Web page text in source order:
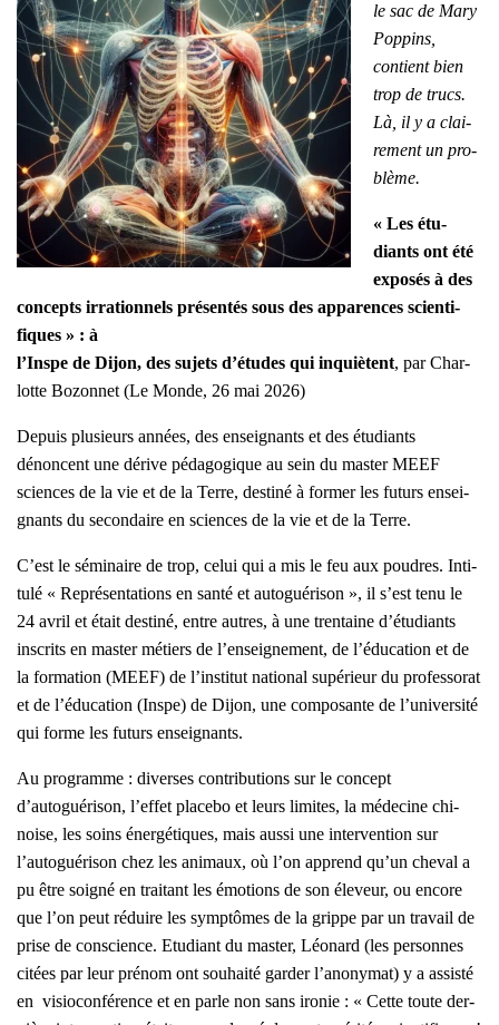
le sac de Mary
Pop­pins,
contient bien
trop de trucs.
Là, il y a clai­
re­ment un pro­
blème.
« Les étu­
diants ont été
expo­sés à des
concepts irra­tion­nels pré­sen­tés sous des appa­rences scien­ti­
fiques » : à
l’Inspe de Dijon, des sujets d’études qui inquiètent, par Char­
lotte Bozon­net (Le Monde, 26 mai 2026)
Depuis plu­sieurs années, des ensei­gnants et des étu­diants
dénoncent une dérive péda­go­gique au sein du mas­ter MEEF
sciences de la vie et de la Terre, des­ti­né à for­mer les futurs ensei­
gnants du secon­daire en sciences de la vie et de la Terre.
C’est le sémi­naire de trop, celui qui a mis le feu aux poudres. Inti­
tu­lé « Repré­sen­ta­tions en san­té et auto­gué­ri­son », il s’est tenu le
24 avril et était des­ti­né, entre autres, à une tren­taine d’étudiants
ins­crits en mas­ter métiers de l’enseignement, de l’éducation et de
la for­ma­tion (MEEF) de l’institut natio­nal supé­rieur du pro­fes­so­rat
et de l’éducation (Inspe) de Dijon, une com­po­sante de l’université
qui forme les futurs ensei­gnants.
Au pro­gramme : diverses contri­bu­tions sur le concept
d’autoguérison, l’effet pla­ce­bo et leurs limites, la méde­cine chi­
noise, les soins éner­gé­tiques, mais aus­si une inter­ven­tion sur
l’autoguérison chez les ani­maux, où l’on apprend qu’un che­val a
pu être soi­gné en trai­tant les émo­tions de son éle­veur, ou encore
que l’on peut réduire les symp­tômes de la grippe par un tra­vail de
prise de conscience. Etu­diant du mas­ter, Léo­nard (les per­sonnes
citées par leur pré­nom ont sou­hai­té gar­der l’anonymat) y a assis­té
en visio­con­fé­rence et en parle non sans iro­nie : « Cette toute der­